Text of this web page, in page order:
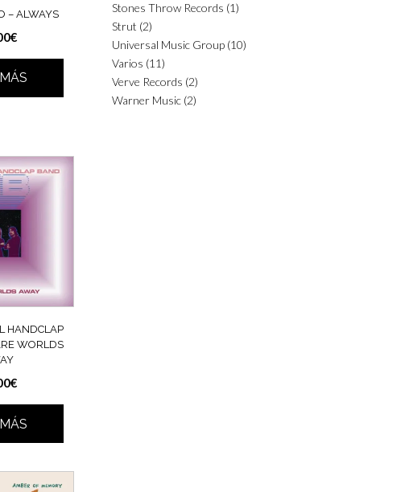
– ALWAYS
€
HANDCLAP
WORLDS
€
Stones Throw Records (1)
Strut (2)
Universal Music Group (10)
Varios (11)
Verve Records (2)
Warner Music (2)